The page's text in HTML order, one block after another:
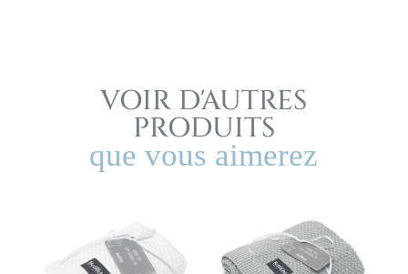
VOIR D'AUTRES
PRODUITS
que vous aimerez